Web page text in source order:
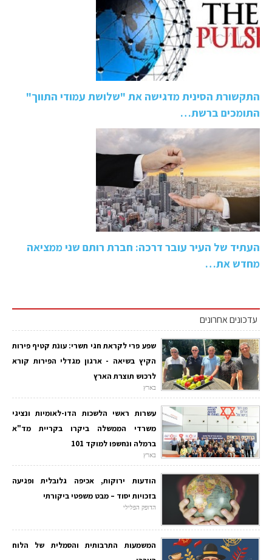
התקשורת הסינית מדגישה את "שלושת עמודי התווך"
התומכים ברשת…
העתיד של העיר עובר דרכה: חברת רותם שני ממציאה
מחדש את…
עדכונים אחרונים
שפע פרי לקראת חגי תשרי: עונת קטיף פירות
הקיץ בשיאה - ארגון מגדלי הפירות קורא
לרכוש תוצרת הארץ
בארץ
עשרות ראשי הלשכות הדו-לאומיות ונציגי
משרדי הממשלה ביקרו בקריית מד"א
ברמלה ונחשפו למוקד 101
בארץ
הודעות ירוקות, אכיפה גלובלית ופגיעה
בזכויות יסוד – מבט משפטי ביקורתי
הדופק הפלילי
המשמעות התרבותית והסמלית של הלוח